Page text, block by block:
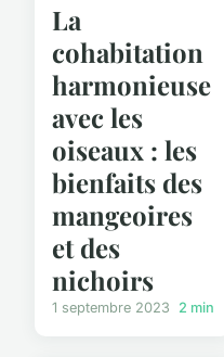
La
cohabitation
harmonieuse
avec les
oiseaux : les
bienfaits des
mangeoires
et des
nichoirs
1 septembre 2023 2 min